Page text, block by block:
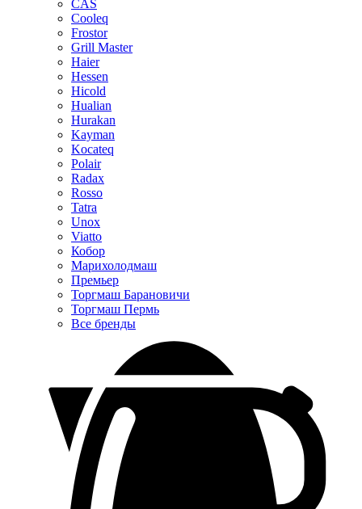
CAS
Cooleq
Frostor
Grill Master
Haier
Hessen
Hicold
Hualian
Hurakan
Kayman
Kocateq
Polair
Radax
Rosso
Tatra
Unox
Viatto
Кобор
Марихолодмаш
Премьер
Торгмаш Барановичи
Торгмаш Пермь
Все бренды